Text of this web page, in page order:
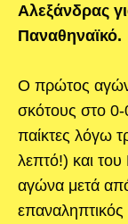
Αλεξάνδρας
Παναθηναϊκό.
Ο πρώτος
σκότους στο 0-
παίκτες λόγω
λεπτό!) και
αγώνα μετά